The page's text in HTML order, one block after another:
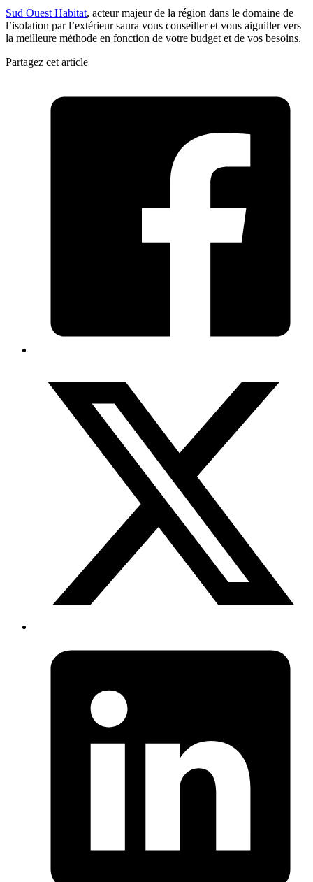
Sud Ouest Habitat, acteur majeur de la région dans le domaine de
l’isolation par l’extérieur saura vous conseiller et vous aiguiller vers
la meilleure méthode en fonction de votre budget et de vos besoins.
Partagez cet article